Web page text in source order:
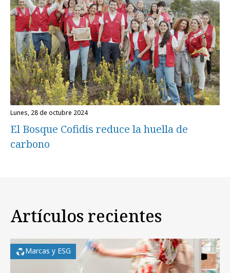
lunes, 28 de octubre 2024
El Bosque Cofidis reduce la huella de
carbono
Artículos recientes
Marcas y ESG